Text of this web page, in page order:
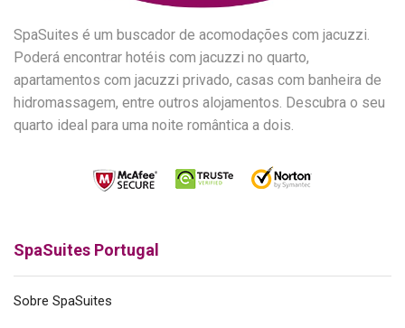
SpaSuites é um buscador de acomodações com jacuzzi.
Poderá encontrar hotéis com jacuzzi no quarto,
apartamentos com jacuzzi privado, casas com banheira de
hidromassagem, entre outros alojamentos. Descubra o seu
quarto ideal para uma noite romântica a dois.
SpaSuites Portugal
Sobre SpaSuites